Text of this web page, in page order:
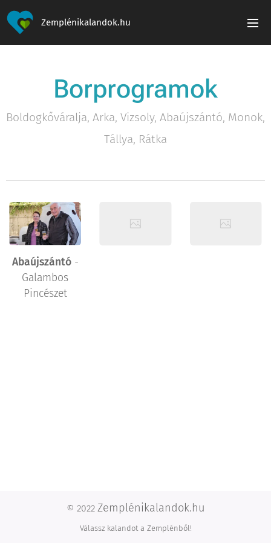
Zemplénikalandok.hu
Borprogramok
Boldogkőváralja, Arka, Vizsoly, Abaújszántó, Monok,
Tállya, Rátka
Abaújszántó-
Galambos
Pincészet
© 2022 Zemplénikalandok.hu
Válassz kalandot a Zemplénből!